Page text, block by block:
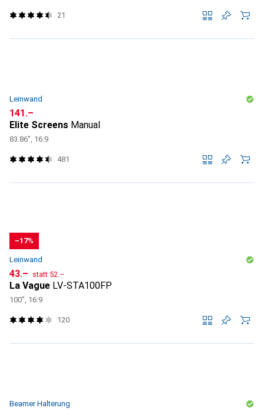
21
Leinwand
CHF
141.–
Elite Screens Manual
83.86", 16:9
481
−17%
Leinwand
CHF
43.– statt CHF
52.–
La Vague LV-STA100FP
100", 16:9
120
Beamer Halterung